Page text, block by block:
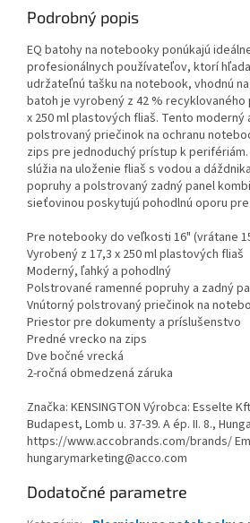
Podrobný popis
EQ batohy na notebooky ponúkajú
profesionálnych používateľov, ktorí
udržateľnú tašku na notebook, vhodnú
batoh je vyrobený z 42 % recyklovaného
x 250 ml plastových fliaš. Tento moderný
polstrovaný priečinok na ochranu
zips pre jednoduchý prístup k
slúžia na uloženie fliaš s vodou a
popruhy a polstrovaný zadný panel
sieťovinou poskytujú pohodlnú oporu
Pre notebooky do veľkosti 16" (vrátane
Vyrobený z 17,3 x 250 ml plastových fliaš
Moderný, ľahký a pohodlný
Polstrované ramenné popruhy a zadný
Vnútorný polstrovaný priečinok na
Priestor pre dokumenty a príslušenstvo
Predné vrecko na zips
Dve bočné vrecká
2-ročná obmedzená záruka
Značka: KENSINGTON Výrobca: Esselte
Budapest, Lomb u. 37-39. A ép. II. 8.,
https://www.accobrands.com/brands/
hungarymarketing@acco.com
Dodatočné parametre